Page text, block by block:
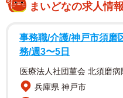
まいどなの求人情報
事務職/介護/神戸市須磨
務/週3〜5日
医療法人社団菫会 北須磨病
兵庫県 神戸市